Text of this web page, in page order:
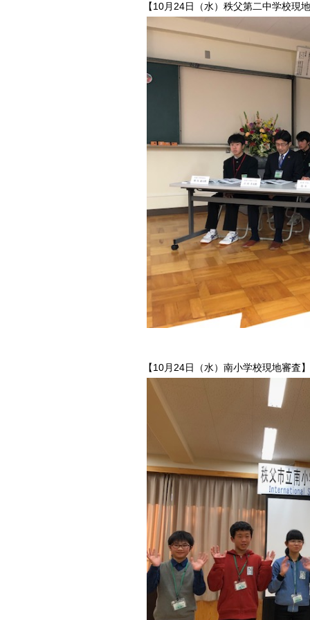
【10月24日（水）秩父第二中学校現
【10月24日（水）南小学校現地審査】